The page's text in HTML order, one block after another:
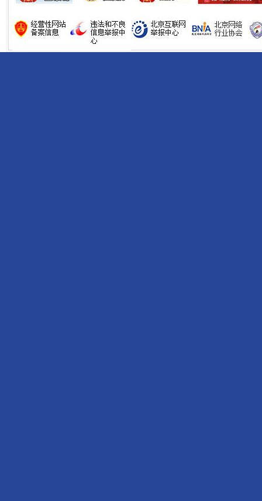
揭开“小金库”的免责幌子